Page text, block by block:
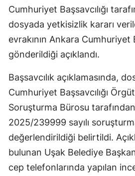
Cumhuriyet Başsavcılığı
dosyada yetkisizlik kararı
evrakının Ankara Cumhuriyet
gönderildiği açıklandı.
Başsavcılık açıklamasında,
Cumhuriyet Başsavcılığı
Soruşturma Bürosu
2025/239999 sayılı
değerlendirildiği belirtildi.
bulunan Uşak Belediye
cep telefonlarında yapılan